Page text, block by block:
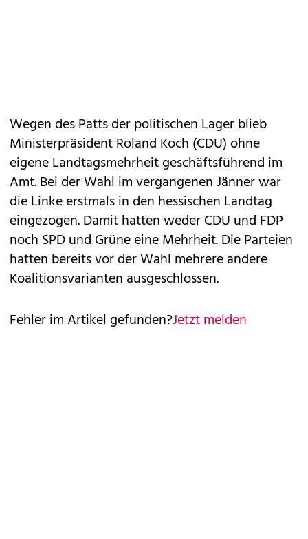
Wegen des Patts der politischen Lager blieb
Ministerpräsident Roland Koch (CDU) ohne
eigene Landtagsmehrheit geschäftsführend im
Amt. Bei der Wahl im vergangenen Jänner war
die Linke erstmals in den hessischen Landtag
eingezogen. Damit hatten weder CDU und FDP
noch SPD und Grüne eine Mehrheit. Die Parteien
hatten bereits vor der Wahl mehrere andere
Koalitionsvarianten ausgeschlossen.
Fehler im Artikel gefunden?Jetzt melden